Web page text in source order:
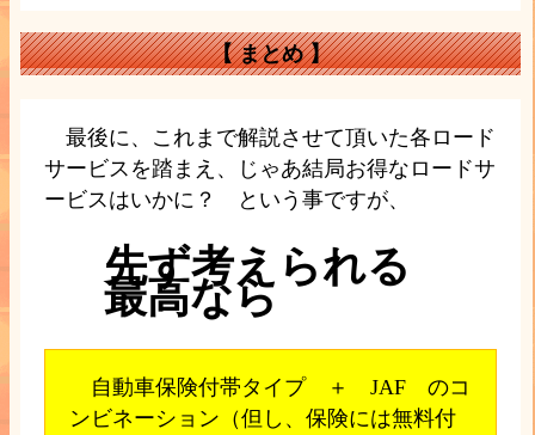
【まとめ】
最後に、これまで解説させて頂いた各ロード
サービスを踏まえ、じゃあ結局お得なロードサ
ービスはいかに？ という事ですが、
先ず考えられる
最高なら
自動車保険付帯タイプ ＋ JAF のコ
ンビネーション（但し、保険には無料付